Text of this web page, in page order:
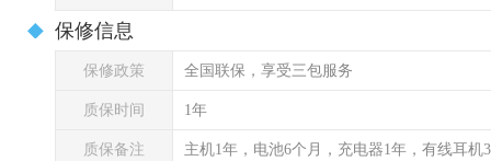
保修信息
保修政策 全国联保，享受三包服务
质保时间 1年
质保备注 主机1年，电池6个月，充电器1年，有线耳机